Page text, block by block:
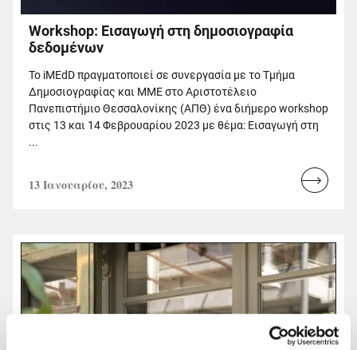
Workshop: Εισαγωγή στη δημοσιογραφία
δεδομένων
Το iMEdD πραγματοποιεί σε συνεργασία με το Τμήμα
Δημοσιογραφίας και ΜΜΕ στο Αριστοτέλειο
Πανεπιστήμιο Θεσσαλονίκης (ΑΠΘ) ένα διήμερο workshop
στις 13 και 14 Φεβρουαρίου 2023 με θέμα: Εισαγωγή στη
...
13 Ιανουαρίου, 2023
Read